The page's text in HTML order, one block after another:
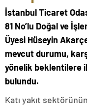
İstanbul Ticaret
81 No’lu Doğal ve
Üyesi Hüseyin
mevcut durumu,
yönelik beklentilere
bulundu.
Katı yakıt